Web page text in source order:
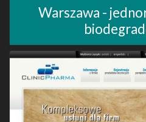
Warszawa -